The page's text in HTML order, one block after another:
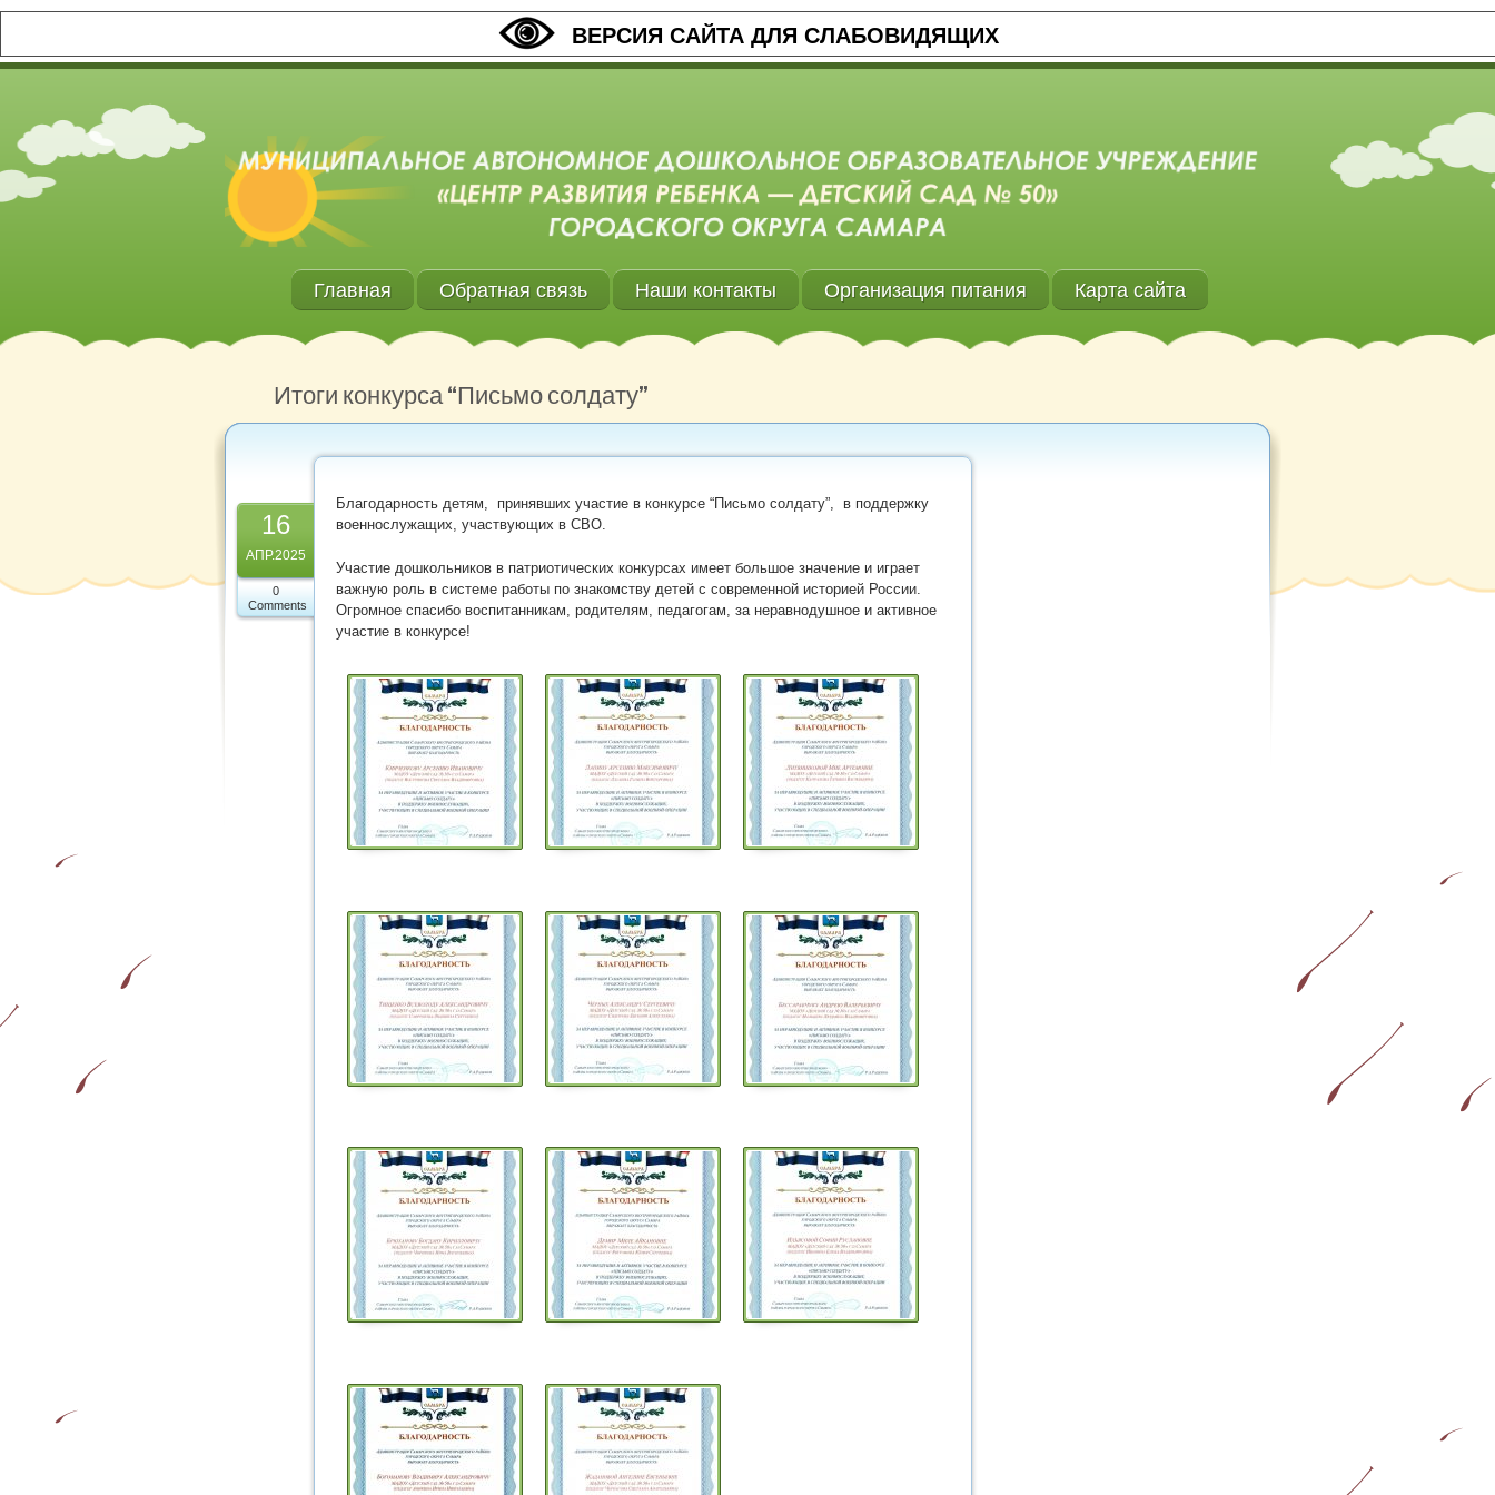
ВЕРСИЯ САЙТА ДЛЯ СЛАБОВИДЯЩИХ
Главная Обратная связь Наши контакты Организация питания Карта сайта
Итоги конкурса “Письмо солдату”
16
АПР.2025
0
Comments
Благодарность детям, принявших участие в конкурсе “Письмо солдату”, в поддержку
военнослужащих, участвующих в СВО.
Участие дошкольников в патриотических конкурсах имеет большое значение и играет
важную роль в системе работы по знакомству детей с современной историей России.
Огромное спасибо воспитанникам, родителям, педагогам, за неравнодушное и активное
участие в конкурсе!